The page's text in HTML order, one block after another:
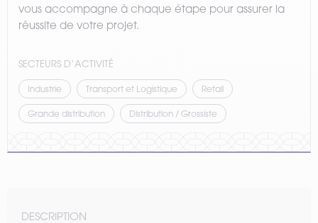
vous accompagne à chaque étape pour assurer la
réussite de votre projet.
SECTEURS D’ACTIVITÉ
Industrie Transport et Logistique Retail
Grande distribution Distribution / Grossiste
DESCRIPTION